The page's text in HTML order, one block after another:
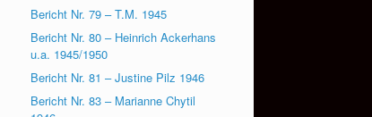
Bericht Nr. 79 – T.M. 1945
Bericht Nr. 80 – Heinrich Ackerhans
u.a. 1945/1950
Bericht Nr. 81 – Justine Pilz 1946
Bericht Nr. 83 – Marianne Chytil